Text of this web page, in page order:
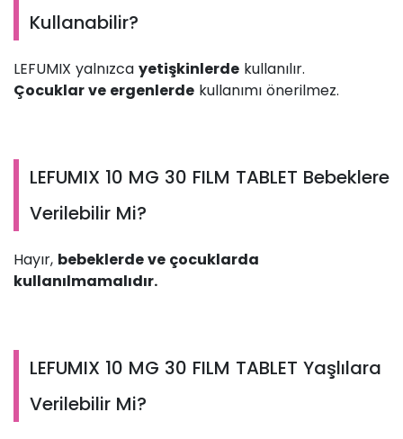
Kullanabilir?
LEFUMIX yalnızca yetişkinlerde kullanılır.
Çocuklar ve ergenlerde kullanımı önerilmez.
LEFUMIX 10 MG 30 FILM TABLET Bebeklere
Verilebilir Mi?
Hayır, bebeklerde ve çocuklarda
kullanılmamalıdır.
LEFUMIX 10 MG 30 FILM TABLET Yaşlılara
Verilebilir Mi?